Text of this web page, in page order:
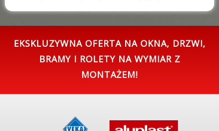
EKSKLUZYWNA OFERTA NA OKNA, DRZWI,
BRAMY I ROLETY NA WYMIAR Z
MONTAŻEM!